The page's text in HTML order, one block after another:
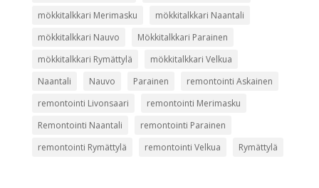
mökkitalkkari Merimasku
mökkitalkkari Naantali
mökkitalkkari Nauvo
Mökkitalkkari Parainen
mökkitalkkari Rymättylä
mökkitalkkari Velkua
Naantali
Nauvo Parainen
remontointi Askainen
remontointi Livonsaari
remontointi Merimasku
Remontointi Naantali
remontointi Parainen
remontointi Rymättylä
remontointi Velkua Rymättylä